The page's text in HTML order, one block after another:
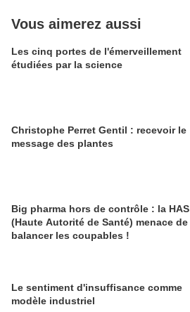
Vous aimerez aussi
Les cinq portes de l'émerveillement
étudiées par la science
Christophe Perret Gentil : recevoir le
message des plantes
Big pharma hors de contrôle : la HAS
(Haute Autorité de Santé) menace de
balancer les coupables !
Le sentiment d'insuffisance comme
modèle industriel